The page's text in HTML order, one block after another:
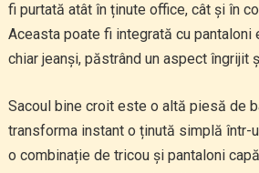
fi purtată atât în ținute office, cât și în
Aceasta poate fi integrată cu pantaloni
chiar jeanși, păstrând un aspect îngrijit
Sacoul bine croit este o altă piesă de
transforma instant o ținută simplă într-
o combinație de tricou și pantaloni